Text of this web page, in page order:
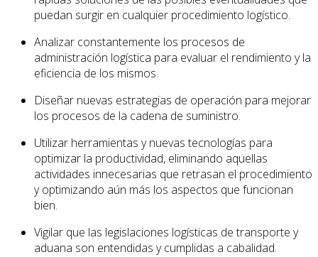
puedan surgir en cualquier procedimiento logístico.
Analizar constantemente los procesos de
administración logística para evaluar el rendimiento y la
eficiencia de los mismos.
Diseñar nuevas estrategias de operación para mejorar
los procesos de la cadena de suministro.
Utilizar herramientas y nuevas tecnologías para
optimizar la productividad, eliminando aquellas
actividades innecesarias que retrasan el procedimiento
y optimizando aún más los aspectos que funcionan
bien.
Vigilar que las legislaciones logísticas de transporte y
aduana son entendidas y cumplidas a cabalidad.